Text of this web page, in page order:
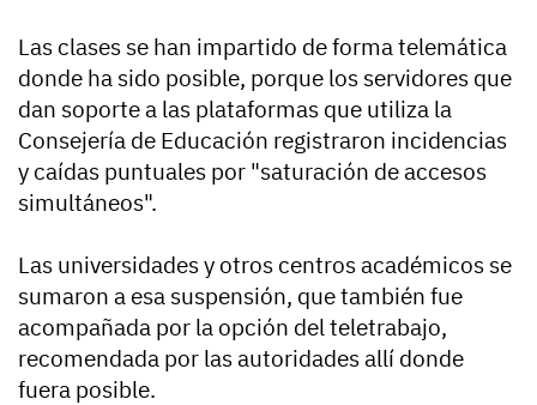
Las clases se han impartido de forma telemática
donde ha sido posible, porque los servidores que
dan soporte a las plataformas que utiliza la
Consejería de Educación registraron incidencias
y caídas puntuales por "saturación de accesos
simultáneos".
Las universidades y otros centros académicos se
sumaron a esa suspensión, que también fue
acompañada por la opción del teletrabajo,
recomendada por las autoridades allí donde
fuera posible.